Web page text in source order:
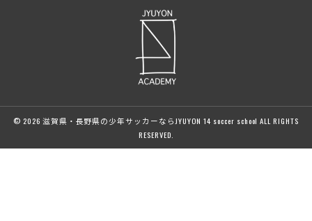
© 2026 滋賀県・長野県の少年サッカーならJYUYON 14 soccer school ALL RIGHTS
RESERVED.